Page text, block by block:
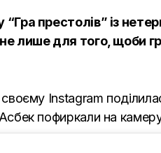
“Гра престолів” із
лише для того, щоби
своєму Instagram
пофиркали на